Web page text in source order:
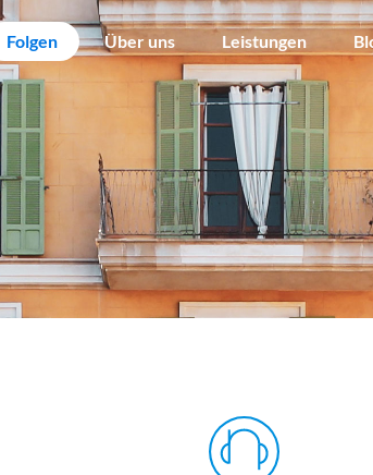
Folgen Über uns Leistungen